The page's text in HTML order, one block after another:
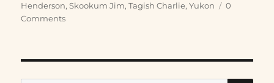
Henderson,Skookum Jim,Tagish Charlie,Yukon
0
Comments